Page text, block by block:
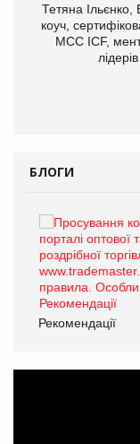
Тетяна Ільєнко,
коуч,
МСС ICF,
лідерів
БЛОГИ
Рекомендації